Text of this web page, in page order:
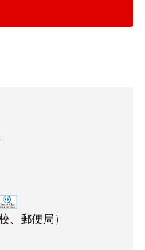
、郵便局）